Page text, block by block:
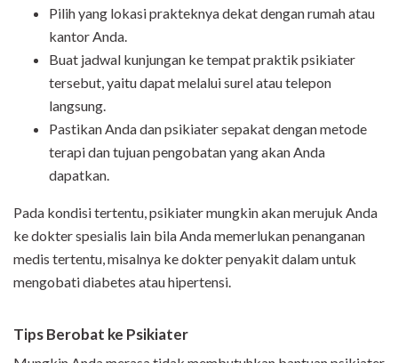
Pilih yang lokasi prakteknya dekat dengan rumah atau
kantor Anda.
Buat jadwal kunjungan ke tempat praktik psikiater
tersebut, yaitu dapat melalui surel atau telepon
langsung.
Pastikan Anda dan psikiater sepakat dengan metode
terapi dan tujuan pengobatan yang akan Anda
dapatkan.
Pada kondisi tertentu, psikiater mungkin akan merujuk Anda
ke dokter spesialis lain bila Anda memerlukan penanganan
medis tertentu, misalnya ke dokter penyakit dalam untuk
mengobati diabetes atau hipertensi.
Tips Berobat ke Psikiater